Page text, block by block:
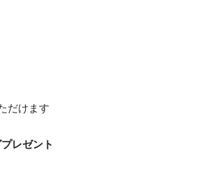
だけます
レゼント